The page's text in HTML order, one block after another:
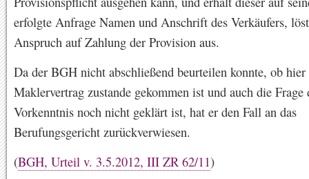
erfolgte Anfrage Namen und Anschrift des Verkäufers,
Anspruch auf Zahlung der Provision aus.
Da der BGH nicht abschließend beurteilen konnte, ob hier
Maklervertrag zustande gekommen ist und auch die Frage
Vorkenntnis noch nicht geklärt ist, hat er den Fall an das
Berufungsgericht zurückverwiesen.
(BGH, Urteil v. 3.5.2012, III ZR 62/11)